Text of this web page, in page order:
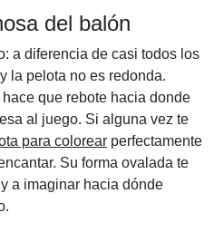
del balón
a diferencia de casi todos los
la pelota no es redonda.
que rebote hacia donde
al juego. Si alguna vez te
para colorear perfectamente
Su forma ovalada te
a imaginar hacia dónde